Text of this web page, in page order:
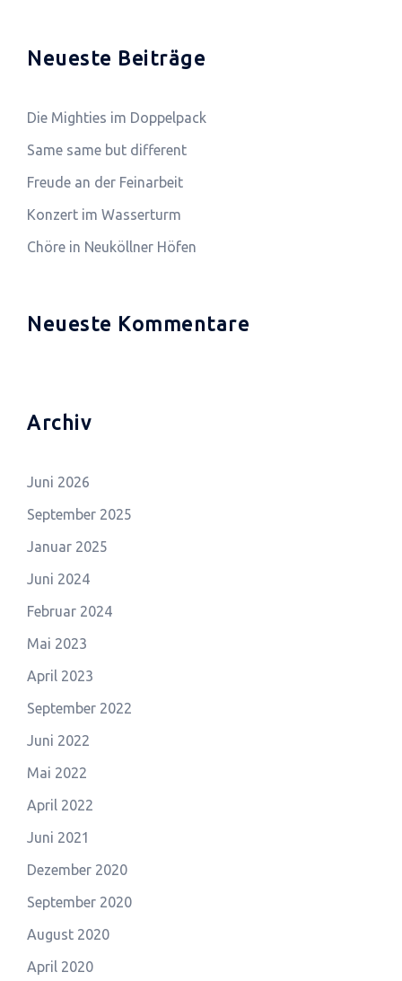
Neueste Beiträge
Die Mighties im Doppelpack
Same same but different
Freude an der Feinarbeit
Konzert im Wasserturm
Chöre in Neuköllner Höfen
Neueste Kommentare
Archiv
Juni 2026
September 2025
Januar 2025
Juni 2024
Februar 2024
Mai 2023
April 2023
September 2022
Juni 2022
Mai 2022
April 2022
Juni 2021
Dezember 2020
September 2020
August 2020
April 2020